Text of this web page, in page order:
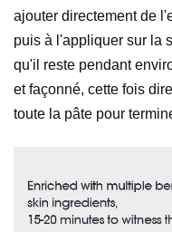
ajouter directement de
puis à l'appliquer sur la
qu'il reste pendant
et façonné, cette fois
toute la pâte pour